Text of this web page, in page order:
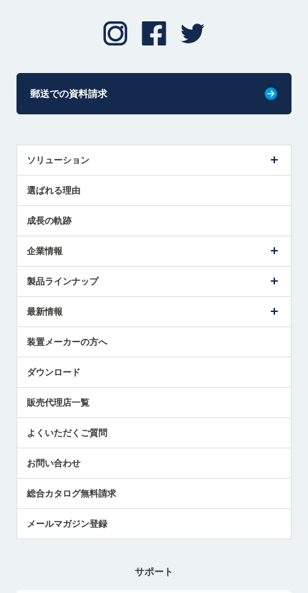
郵送での資料請求
ソリューション
解決策提案
選ばれる理由
成長の軌跡
企業情報
ごあいさつ
受賞履歴
採用情報
国/地域/言語
製品ラインナップ
ツールセッタ製品
エアマイクロセンサ製品
最新情報
メトロールの技術
社員ブログ
中小企業のBCP地震対策
センサのテクニカルガイド
社長ブログ
装置メーカーの方へ
ダウンロード
販売代理店一覧
よくいただくご質問
お問い合わせ
総合カタログ無料請求
メールマガジン登録
サポート